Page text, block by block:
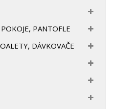
PANTOFLE
DÁVKOVAČE